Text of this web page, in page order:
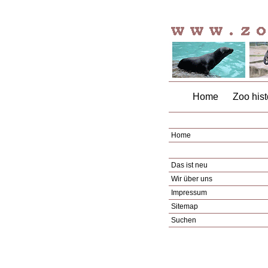
Home Zoo
Home
Das ist neu
Wir über uns
Impressum
Sitemap
Suchen